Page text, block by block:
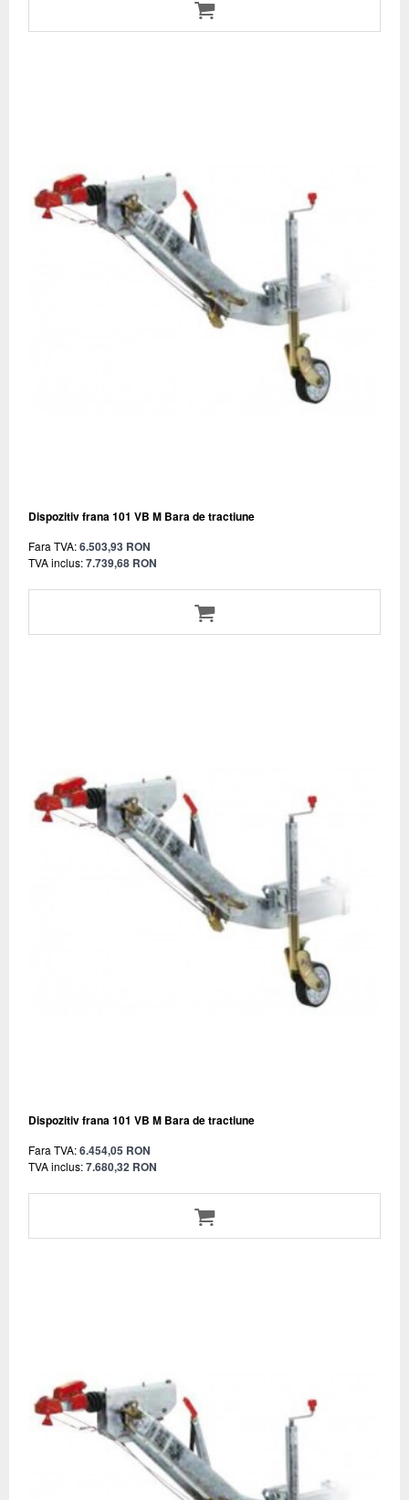
Dispozitiv frana 101 VB M Bara de tractiune
Fara TVA:6.503,93 RON
TVA inclus:7.739,68 RON
Dispozitiv frana 101 VB M Bara de tractiune
Fara TVA:6.454,05 RON
TVA inclus:7.680,32 RON